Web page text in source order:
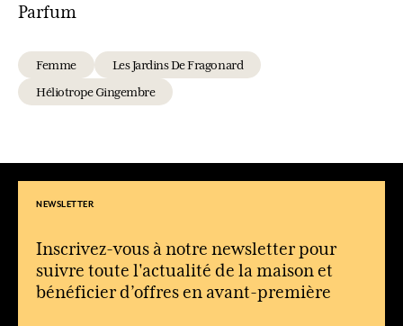
Parfum
Femme
Les Jardins De Fragonard
Héliotrope Gingembre
NEWSLETTER
Inscrivez-vous à notre newsletter pour
suivre toute l'actualité de la maison et
bénéficier d’offres en avant-première